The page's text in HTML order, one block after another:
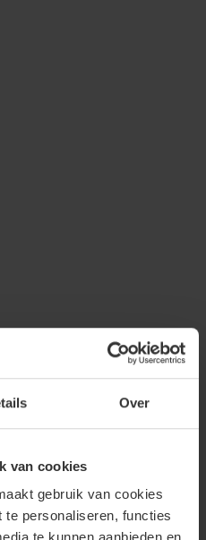
Over
van cookies
gebruik van cookies
te personaliseren, functies